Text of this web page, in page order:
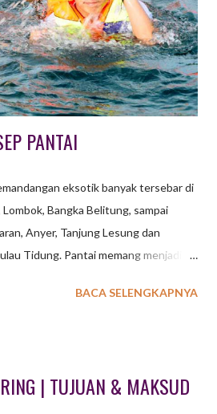
paintball marker atau paintball
ada ialah masker pelindung wajah.
Paintball juga digunakan
yang lebi...
PANTAI
eksotik banyak tersebar di
Bangka Belitung, sampai
Anyer, Tanjung Lesung dan
Tidung. Pantai memang menjadi
Tidak perlu games yang
PANTAI Suara deburan ombak
BACA SELENGKAPNYA
| TUJUAN & MAKSUD